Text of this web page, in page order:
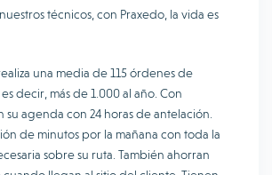
técnicos, con Praxedo, la vida es
una media de 115 órdenes de
decir, más de 1.000 al año. Con
su agenda con 24 horas de antelación.
de minutos por la mañana con toda la
sobre su ruta. También ahorran